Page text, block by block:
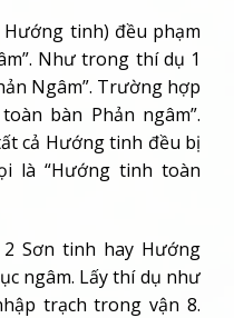
tinh) đều phạm
Như trong thí dụ 1
Ngâm”. Trường hợp
bàn Phản ngâm”.
cả Hướng tinh đều bị
là “Hướng tinh toàn
Sơn tinh hay Hướng
ngâm. Lấy thí dụ như
trạch trong vận 8.